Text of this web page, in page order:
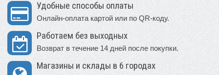
Удобные способы оплаты
Онлайн-оплата картой или по QR-коду.
Работаем без выходных
Возврат в течение 14 дней после покупки.
Магазины и склады в 6 городах